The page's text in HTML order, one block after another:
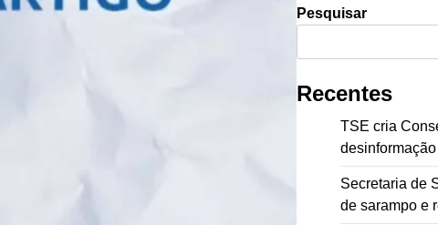
Pesquisar
Recentes
TSE cria
Secretaria de
de sarampo e